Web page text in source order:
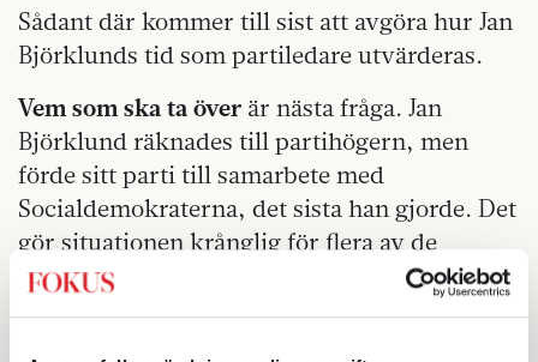
Sådant där kommer till sist att avgöra hur Jan
Björklunds tid som partiledare utvärderas.
Vem som ska ta över är nästa fråga. Jan
Björklund räknades till partihögern, men
förde sitt parti till samarbete med
Socialdemokraterna, det sista han gjorde. Det
gör situationen krånglig för flera av de
personer som förts fram som efterträdare.
Nyamko Sabuni tycker inte att det var en bra